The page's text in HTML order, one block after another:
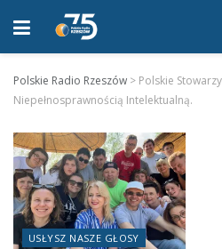
Polskie Radio Rzeszów > Polskie
Niepełnosprawnością Intelektualną.
USŁYSZ NASZE GŁOSY